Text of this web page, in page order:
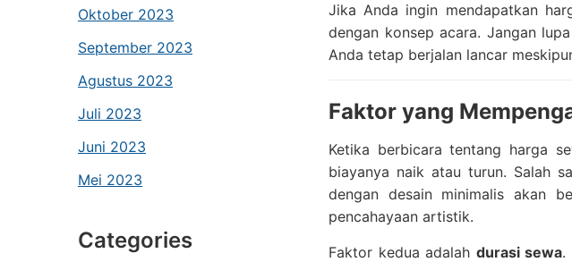
Oktober 2023
September 2023
Agustus 2023
Juli 2023
Juni 2023
Mei 2023
Categories
Jika Anda ingin mendapatkan
dengan konsep acara. Jangan
Anda tetap berjalan lancar
Faktor yang
Ketika berbicara tentang harga
biayanya naik atau turun. Salah
dengan desain minimalis akan
pencahayaan artistik.
Faktor kedua adalah durasi sewa.